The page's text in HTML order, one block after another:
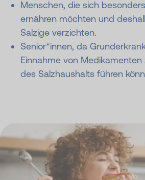
Menschen, die sich
ernähren möchten und
Salzige verzichten.
Senior*innen, da
Einnahme von Medikamenten
des Salzhaushalts führen